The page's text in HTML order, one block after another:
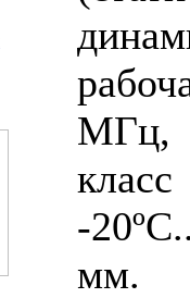
МГц,
-
мм.